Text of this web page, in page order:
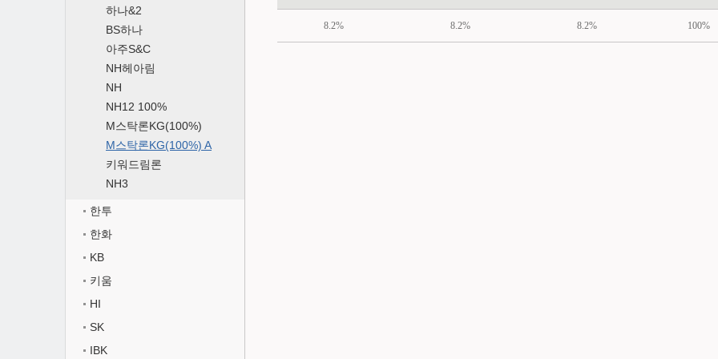
하나&2
BS하나
아주S&C
NH헤아림
NH
NH12 100%
M스탁론KG(100%)
M스탁론KG(100%) A
키워드림론
NH3
한투
한화
KB
키움
HI
SK
IBK
8.2% 8.2% 8.2% 100%